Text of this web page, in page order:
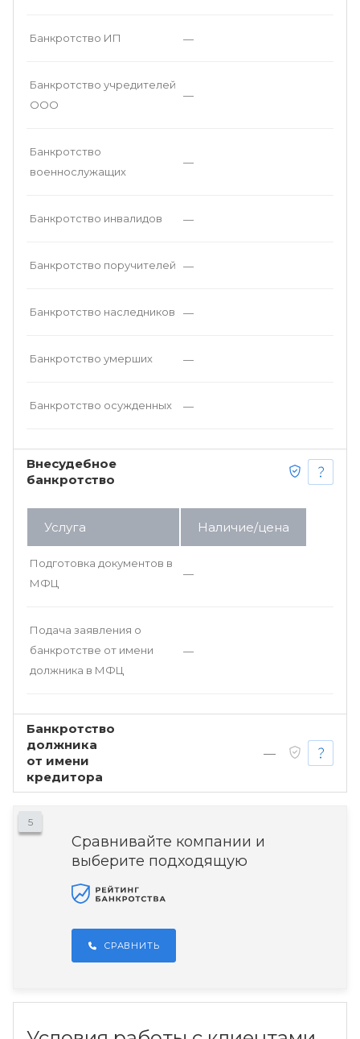
Банкротство ИП —
Банкротство учредителей
ООО
—
Банкротство
военнослужащих
—
Банкротство инвалидов —
Банкротство поручителей —
Банкротство наследников —
Банкротство умерших —
Банкротство осужденных —
Внесудебное
банкротство
Услуга Наличие/цена
Подготовка документов в
МФЦ
—
Подача заявления о
банкротстве от имени
должника в МФЦ
—
Банкротство
должника
от имени
кредитора
—
5
Сравнивайте компании и
выберите подходящую
СРАВНИТЬ